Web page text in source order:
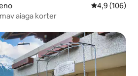
Keskmine
4,9 (106)
aiaga korter